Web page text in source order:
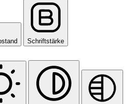
Schriftstärke